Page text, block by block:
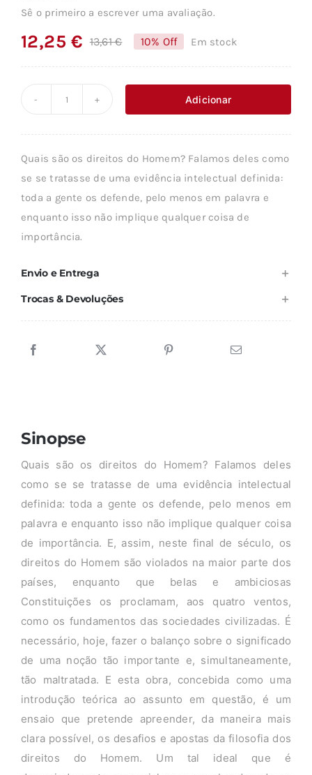
Sê o primeiro a escrever uma avaliação.
13,61€O
original
era:
12,25€
O
é:
10% Off Em stock
Adicionar
Quais são os direitos do Homem? Falamos deles como
se se tratasse de uma evidência intelectual definida:
toda a gente os defende, pelo menos em palavra e
enquanto isso não implique qualquer coisa de
importância.
Envio e Entrega
Trocas & Devoluções
Sinopse
Quais são os direitos do Homem? Falamos deles
como se se tratasse de uma evidência intelectual
definida: toda a gente os defende, pelo menos em
palavra e enquanto isso não implique qualquer coisa
de importância. E, assim, neste final de século, os
direitos do Homem são violados na maior parte dos
países, enquanto que belas e ambiciosas
Constituições os proclamam, aos quatro ventos,
como os fundamentos das sociedades civilizadas. É
necessário, hoje, fazer o balanço sobre o significado
de uma noção tão importante e, simultaneamente,
tão maltratada. E esta obra, concebida como uma
introdução teórica ao assunto em questão, é um
ensaio que pretende apreender, da maneira mais
clara possível, os desafios e apostas da filosofia dos
direitos do Homem. Um tal ideal que é